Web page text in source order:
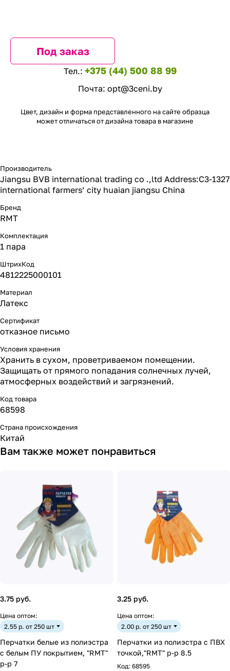
Под заказ
Тел.: +375 (44) 500 88 99
Почта: opt@3ceni.by
Цвет, дизайн и форма представленного на сайте образца
может отличаться от дизайна товара в магазине
Производитель
Jiangsu BVB international trading co .,ltd Address:C3-1327
international farmers’ city huaian jiangsu China
Бренд
RMT
Комплектация
1 пара
ШтрихКод
4812225000101
Материал
Латекс
Сертификат
отказное письмо
Условия хранения
Хранить в сухом, проветриваемом помещении.
Защищать от прямого попадания солнечных лучей,
атмосферных воздействий и загрязнений.
Код товара
68598
Страна происхождения
Китай
Вам также может понравиться
3.75 руб.
Цена оптом:
2.55 р. от 250 шт
Перчатки белые из полиэстра
с белым ПУ покрытием, "RMT"
р-р 7
3.25 руб.
Цена оптом:
2.00 р. от 250 шт
Перчатки из полиэстра с ПВХ
точкой,"RMT" р-р 8.5
Код: 68595